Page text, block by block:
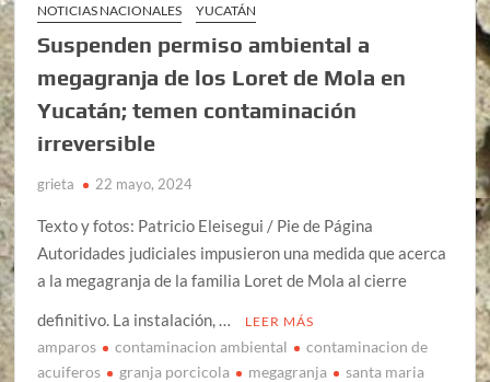
NOTICIAS NACIONALES
YUCATÁN
Suspenden permiso ambiental a
megagranja de los Loret de Mola en
Yucatán; temen contaminación
irreversible
grieta 22 mayo, 2024
Texto y fotos: Patricio Eleisegui / Pie de Página
Autoridades judiciales impusieron una medida que acerca
a la megagranja de la familia Loret de Mola al cierre
definitivo. La instalación, …
LEER MÁS
amparos contaminacion ambiental
contaminacion de
acuiferos
granja porcicola megagranja
santa maria